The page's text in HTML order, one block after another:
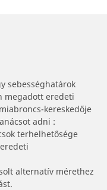
sebességhatárok
megadott eredeti
kereskedője
adni :
terhelhetősége
alternatív mérethez